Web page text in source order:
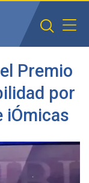
Premio
por
iÓmicas